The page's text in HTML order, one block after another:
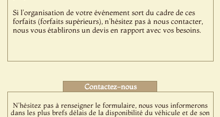
Si l'organisation de votre événement sort du cadre de ces
forfaits (forfaits supérieurs), n'hésitez pas à nous contacter,
nous vous établirons un devis en rapport avec vos besoins.
Contactez-nous
N'hésitez pas à renseigner le formulaire, nous vous informerons
dans les plus brefs délais de la disponibilité du véhicule et de son